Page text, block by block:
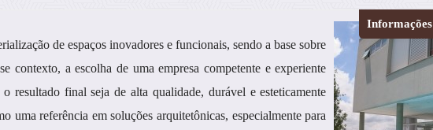
de espaços inovadores e funcionais, sendo a base sobre
contexto, a escolha de uma empresa competente e experiente
resultado final seja de alta qualidade, durável e esteticamente
uma referência em soluções arquitetônicas, especialmente para
Informações